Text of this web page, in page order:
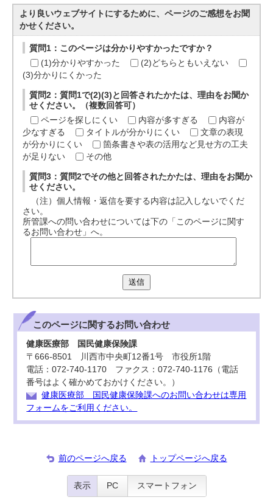
より良いウェブサイトにするために、ページのご感想をお聞
かせください。
質問1：このページは分かりやすかったですか？
(1)分かりやすかった
(2)どちらともいえない
(3)分かりにくかった
質問2：質問1で(2)(3)と回答されたかたは、理由をお聞か
せください。（複数回答可）
ページを探しにくい
内容が多すぎる
内容が
少なすぎる
タイトルが分かりにくい
文章の表現
が分かりにくい
箇条書きや表の活用など見せ方の工夫
が足りない
その他
質問3：質問2でその他と回答されたかたは、理由をお聞か
せください。
（注）個人情報・返信を要する内容は記入しないでくだ
さい。
所管課への問い合わせについては下の「このページに関す
るお問い合わせ」へ。
送信
このページに関するお問い合わせ
健康医療部 国民健康保険課
〒666-8501 川西市中央町12番1号 市役所1階
電話：072-740-1170 ファクス：072-740-1176（電話
番号はよく確かめておかけください。）
健康医療部 国民健康保険課へのお問い合わせは専用
フォームをご利用ください。
前のページへ戻る トップページへ戻る
表示 PC スマートフォン